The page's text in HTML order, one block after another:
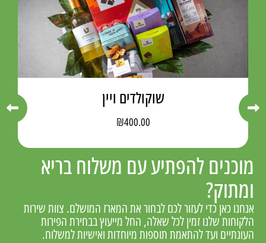
להפתיע עם משלוח בריא
כאן כדי לעזור לכם לבחור את המארז המושלם. צוות שירות
שלנו זמין לכל שאלה, החל מייעוץ בבחירת הפירות
ועד להתאמת תוספות מיוחדות ואישיות למשלוח.